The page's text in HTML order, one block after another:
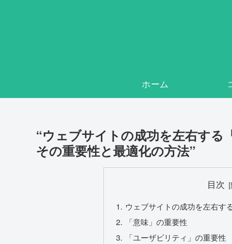
ホーム
“ウェブサイトの成功を左右する
その重要性と最適化の方法”
目次
ウェブサイトの成功を左右す
「意味」の重要性
「ユーザビリティ」の重要性